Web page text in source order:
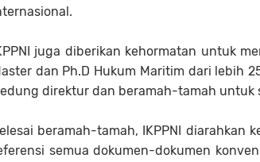
juga diberikan kehormatan untuk
dan Ph.D Hukum Maritim dari lebih
direktur dan beramah-tamah untuk
beramah-tamah, IKPPNI diarahkan
semua dokumen-dokumen